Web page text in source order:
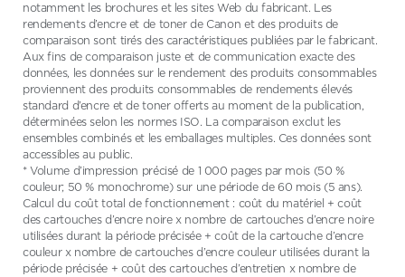
notamment les brochures et les sites Web du fabricant. Les
rendements d’encre et de toner de Canon et des produits de
comparaison sont tirés des caractéristiques publiées par le fabricant.
Aux fins de comparaison juste et de communication exacte des
données, les données sur le rendement des produits consommables
proviennent des produits consommables de rendements élevés
standard d’encre et de toner offerts au moment de la publication,
déterminées selon les normes ISO. La comparaison exclut les
ensembles combinés et les emballages multiples. Ces données sont
accessibles au public.
* Volume d’impression précisé de 1 000 pages par mois (50 %
couleur; 50 % monochrome) sur une période de 60 mois (5 ans).
Calcul du coût total de fonctionnement : coût du matériel + coût
des cartouches d’encre noire x nombre de cartouches d’encre noire
utilisées durant la période précisée + coût de la cartouche d’encre
couleur x nombre de cartouches d’encre couleur utilisées durant la
période précisée + coût des cartouches d’entretien x nombre de